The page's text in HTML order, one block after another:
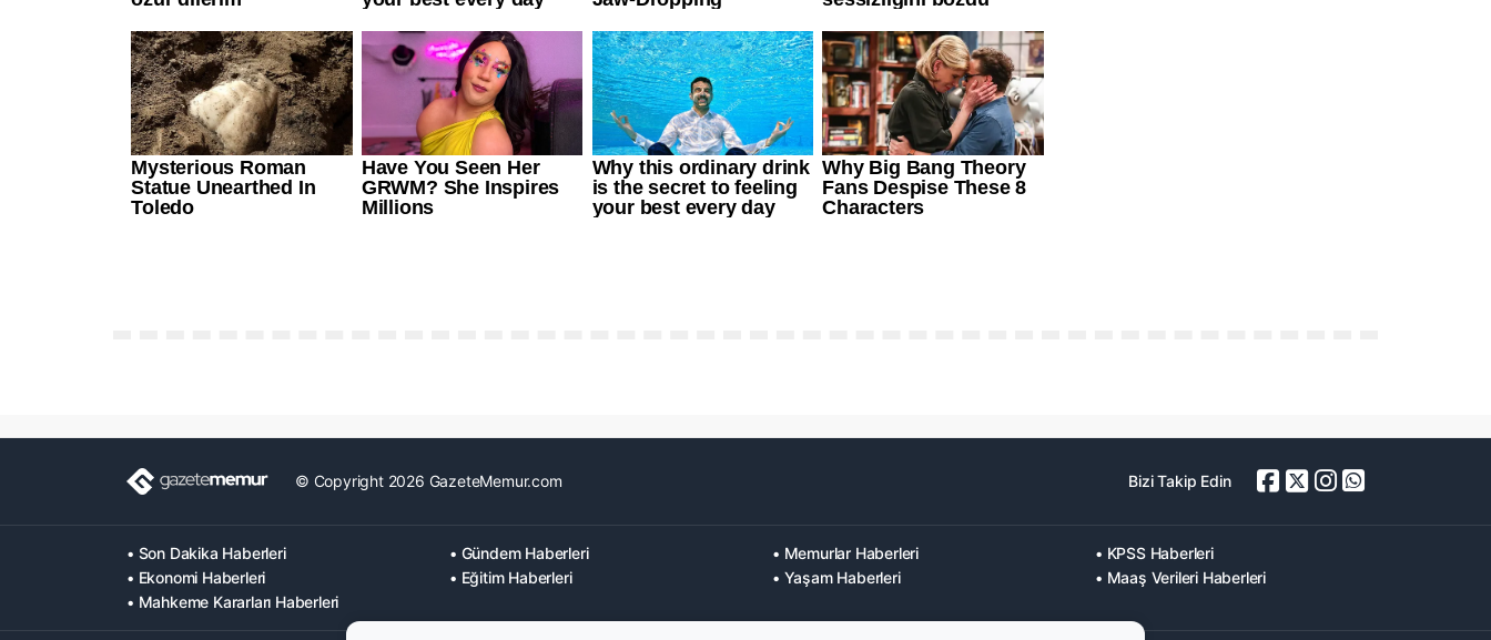
© Copyright 2026 GazeteMemur.com Bizi Takip Edin
• Son Dakika Haberleri • Gündem Haberleri • Memurlar Haberleri
• KPSS Haberleri
• Ekonomi Haberleri
• Eğitim Haberleri • Yaşam Haberleri
• Maaş Verileri Haberleri
• Mahkeme Kararları Haberleri